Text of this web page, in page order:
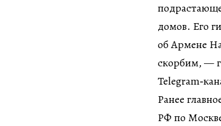
домов. Его
об Армене
скорбим, —
Ранее
РФ по